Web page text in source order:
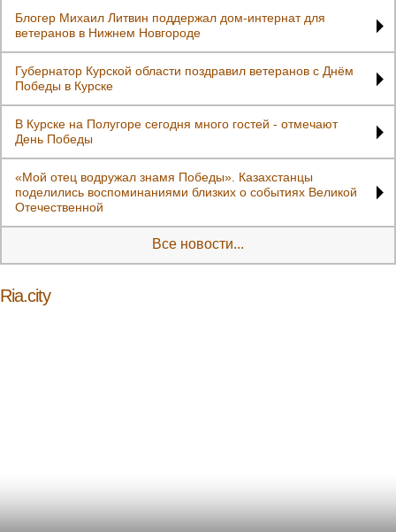
Блогер Михаил Литвин поддержал дом-интернат для
ветеранов в Нижнем Новгороде
Губернатор Курской области поздравил ветеранов с Днём
Победы в Курске
В Курске на Полугоре сегодня много гостей - отмечают
День Победы
«Мой отец водружал знамя Победы». Казахстанцы
поделились воспоминаниями близких о событиях Великой
Отечественной
Все новости...
Ria.city